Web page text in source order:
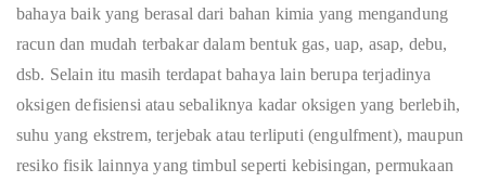
bahaya baik yang berasal dari bahan kimia yang mengandung
racun dan mudah terbakar dalam bentuk gas, uap, asap, debu,
dsb. Selain itu masih terdapat bahaya lain berupa terjadinya
oksigen defisiensi atau sebaliknya kadar oksigen yang berlebih,
suhu yang ekstrem, terjebak atau terliputi (engulfment), maupun
resiko fisik lainnya yang timbul seperti kebisingan, permukaan